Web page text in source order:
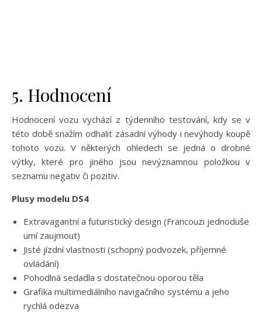
5. Hodnocení
Hodnocení vozu vychází z týdenního testování, kdy se v
této době snažím odhalit zásadní výhody i nevýhody koupě
tohoto vozu. V některých ohledech se jedná o drobné
výtky, které pro jiného jsou nevýznamnou položkou v
seznamu negativ či pozitiv.
Plusy modelu DS4
Extravagantní a futuristický design (Francouzi jednoduše
umí zaujmout)
Jisté jízdní vlastnosti (schopný podvozek, příjemné
ovládání)
Pohodlná sedadla s dostatečnou oporou těla
Grafika multimediálního navigačního systému a jeho
rychlá odezva